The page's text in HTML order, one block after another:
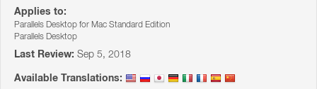
Applies to:
Parallels Desktop for Mac Standard Edition
Parallels Desktop
Last Review: Sep 5, 2018
Available Translations: